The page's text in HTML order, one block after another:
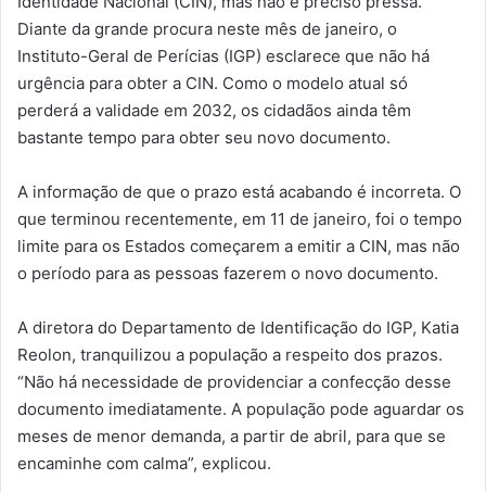
Diante da grande procura neste mês de janeiro, o
Instituto-Geral de Perícias (IGP) esclarece que não há
urgência para obter a CIN. Como o modelo atual só
perderá a validade em 2032, os cidadãos ainda têm
bastante tempo para obter seu novo documento.
A informação de que o prazo está acabando é incorreta. O
que terminou recentemente, em 11 de janeiro, foi o tempo
limite para os Estados começarem a emitir a CIN, mas não
o período para as pessoas fazerem o novo documento.
A diretora do Departamento de Identificação do IGP, Katia
Reolon, tranquilizou a população a respeito dos prazos.
“Não há necessidade de providenciar a confecção desse
documento imediatamente. A população pode aguardar os
meses de menor demanda, a partir de abril, para que se
encaminhe com calma”, explicou.